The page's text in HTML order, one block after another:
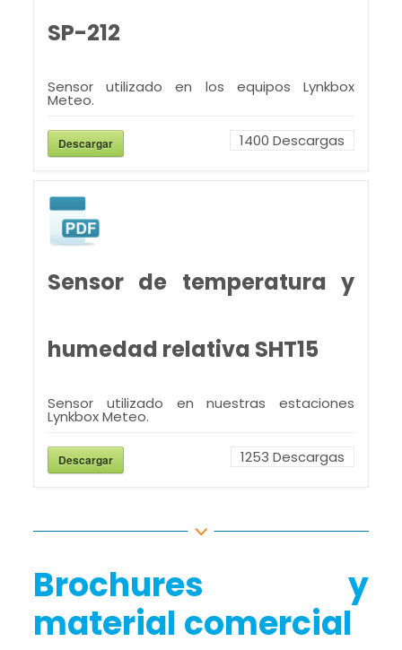
SP-212
Sensor utilizado en los equipos Lynkbox
Meteo.
Descargar 1400 Descargas
Sensor de temperatura y
humedad relativa SHT15
Sensor utilizado en nuestras estaciones
Lynkbox Meteo.
Descargar 1253 Descargas
Brochures y
material comercial